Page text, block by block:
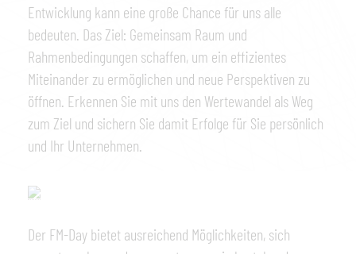
Entwicklung kann eine große Chance für uns alle
bedeuten. Das Ziel: Gemeinsam Raum und
Rahmenbedingungen schaffen, um ein effizientes
Miteinander zu ermöglichen und neue Perspektiven zu
öffnen. Erkennen Sie mit uns den Wertewandel als Weg
zum Ziel und sichern Sie damit Erfolge für Sie persönlich
und Ihr Unternehmen.
Der FM-Day bietet ausreichend Möglichkeiten, sich